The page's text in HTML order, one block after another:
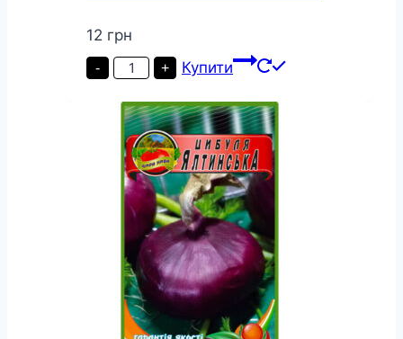
12 грн
-
Цибуля
Чорнушка
500
насінин
кількість
+ Купити